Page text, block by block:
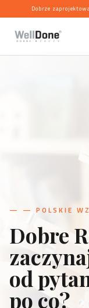
Dobrze
Dobre
od
po co?